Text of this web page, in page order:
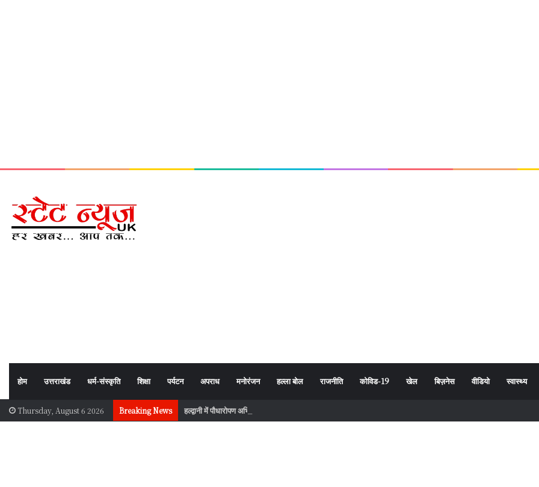
होम उत्तराखंड धर्म-संस्कृति शिक्षा पर्यटन अपराध मनोरंजन हल्ला बोल राजनीति कोविड-19 खेल बिज़नेस वीडियो स्वास्थ्य
Thursday, August 6 2026 Breaking News हल्द्वानी में पौधारोपण अभियान, पर्यावरण संरक्षण का दिया संदेश